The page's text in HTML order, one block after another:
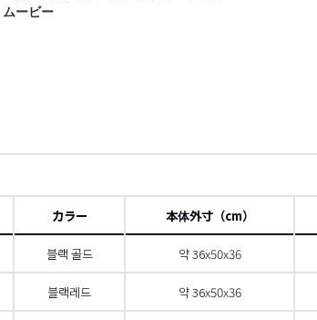
カラー 本体外寸（cm）
블랙 골드 약 36x50x36
블랙레드 약 36x50x36